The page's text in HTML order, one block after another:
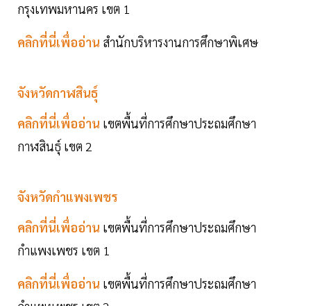
กรุงเทพมหานคร เขต 1
คลิกที่นี่เพื่ออ่าน สำนักบริหารงานการศึกษาพิเศษ
จังหวัดกาฬสินธุ์
คลิกที่นี่เพื่ออ่าน เขตพื้นที่การศึกษาประถมศึกษา
กาฬสินธุ์ เขต 2
จังหวัดกำแพงเพชร
คลิกที่นี่เพื่ออ่าน เขตพื้นที่การศึกษาประถมศึกษา
กำแพงเพชร เขต 1
คลิกที่นี่เพื่ออ่าน เขตพื้นที่การศึกษาประถมศึกษา